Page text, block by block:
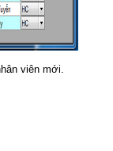
viên mới.